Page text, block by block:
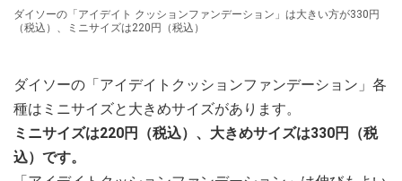
ダイソーの「アイデイト クッションファンデーション」は大きい方が330円
（税込）、ミニサイズは220円（税込）
ダイソーの「アイデイトクッションファンデーション」各
種はミニサイズと大きめサイズがあります。
ミニサイズは220円（税込）、大きめサイズは330円（税
込）です。